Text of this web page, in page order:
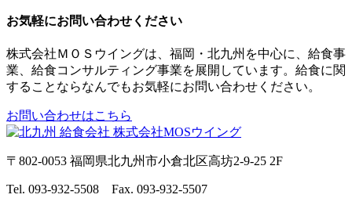
お気軽にお問い合わせください
株式会社ＭＯＳウイングは、福岡・北九州を中心に、給食事
業、給食コンサルティング事業を展開しています。給食に関
することならなんでもお気軽にお問い合わせください。
お問い合わせはこちら
〒802-0053 福岡県北九州市小倉北区高坊2-9-25 2F
Tel. 093-932-5508 Fax. 093-932-5507